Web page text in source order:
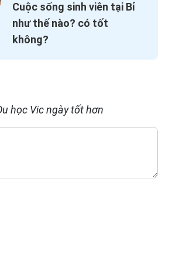
Cuộc sống sinh viên tại Bỉ
như thế nào? có tốt
không?
học Vic ngày tốt hơn